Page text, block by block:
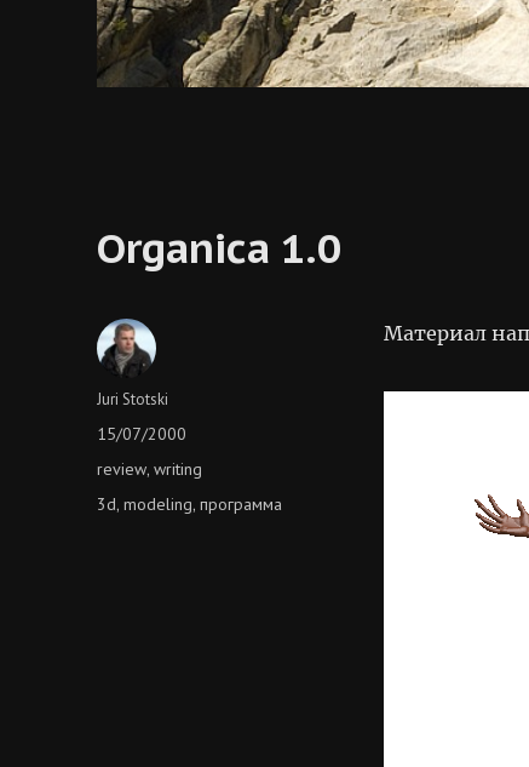
Organica 1.0
Материал
Author
Juri Stotski
Posted
15/07/2000
Categories
review,writing
Tags
3d,modeling,программа